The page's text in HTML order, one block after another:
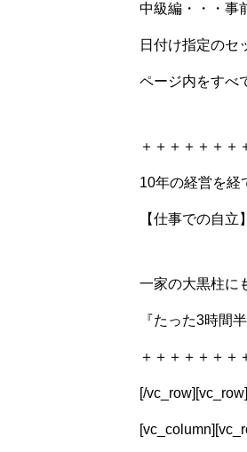
中級編・・・事
日付け指定のセ
ページ内をすべ
＋＋＋＋＋＋＋
10年の経営を経
【仕事での自
一家の大黒柱に
『たった3時間
＋＋＋＋＋＋＋
[/